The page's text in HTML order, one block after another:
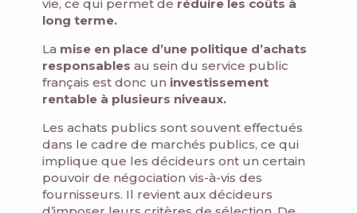
vie, ce qui permet de réduire les coûts à
long terme.
La mise en place d’une politique d’achats
responsables au sein du service public
français est donc un investissement
rentable à plusieurs niveaux.
Les achats publics sont souvent effectués
dans le cadre de marchés publics, ce qui
implique que les décideurs ont un certain
pouvoir de négociation vis-à-vis des
fournisseurs. Il revient aux décideurs